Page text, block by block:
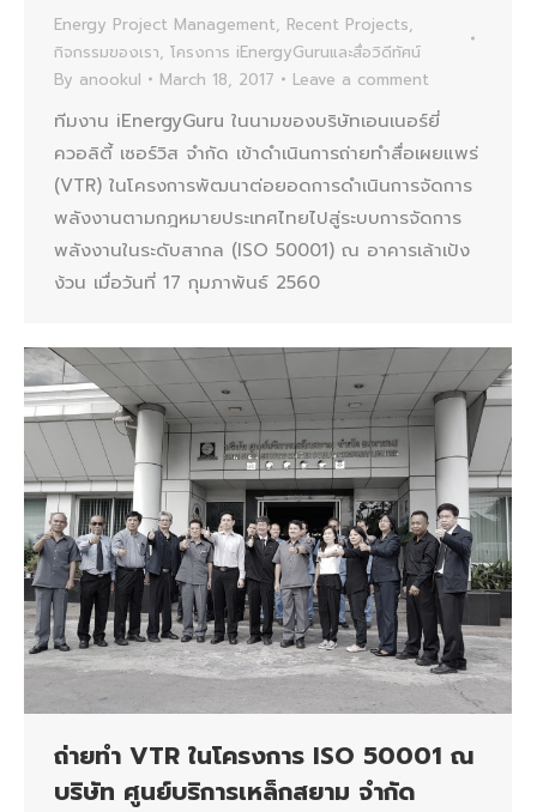
Energy Project Management, Recent Projects,
กิจกรรมของเรา, โครงการ iEnergyGuruและสื่อวิดีทัศน์
By anookul March 18, 2017 Leave a comment
ทีมงาน iEnergyGuru ในนามของบริษัทเอนเนอร์ยี่
ควอลิตี้ เซอร์วิส จำกัด เข้าดำเนินการถ่ายทำสื่อเผยแพร่
(VTR) ในโครงการพัฒนาต่อยอดการดำเนินการจัดการ
พลังงานตามกฎหมายประเทศไทยไปสู่ระบบการจัดการ
พลังงานในระดับสากล (ISO 50001) ณ อาคารเล้าเป้ง
ง้วน เมื่อวันที่ 17 กุมภาพันธ์ 2560
ถ่ายทำ VTR ในโครงการ ISO 50001 ณ
บริษัท ศูนย์บริการเหล็กสยาม จำกัด